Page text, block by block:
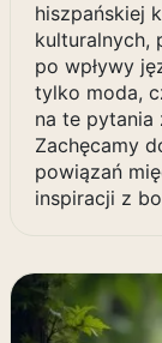
hiszpańskiej
kulturalnych,
po wpływy
tylko moda,
na te pytania
Zachęcamy
powiązań
inspiracji z